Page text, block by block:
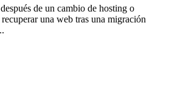
de un cambio de hosting o
una web tras una migración